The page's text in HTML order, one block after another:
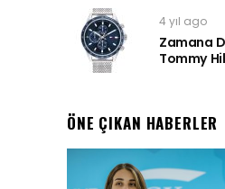
4 yıl ago
Zamana
Tommy
ÖNE ÇIKAN HABERLER